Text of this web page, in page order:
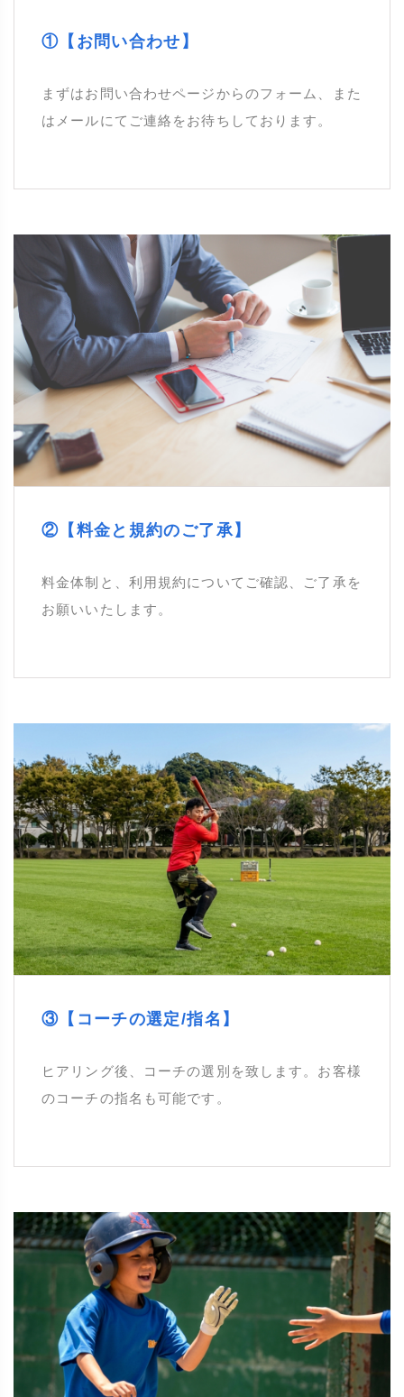
①【お問い合わせ】
まずはお問い合わせページからのフォーム、また
はメールにてご連絡をお待ちしております。
②【料金と規約のご了承】
料金体制と、利用規約についてご確認、ご了承を
お願いいたします。
③【コーチの選定/指名】
ヒアリング後、コーチの選別を致します。お客様
のコーチの指名も可能です。